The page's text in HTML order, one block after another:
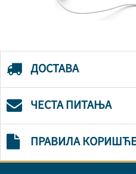
ДОСТАВА
ЧЕСТА ПИТАЊА
ПРАВИЛА